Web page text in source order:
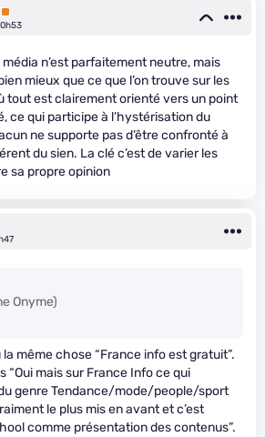
Premium
média n’est parfaitement neutre, mais
mieux que ce que l’on trouve sur les
tout est clairement orienté vers un point
ce qui participe à l’hystérisation du
ne supporte pas d’être confronté à
du sien. La clé c’est de varier les
sa propre opinion
Onyme)
même chose “France info est gratuit”.
“Oui mais sur France Info ce qui
genre Tendance/mode/people/sport
le plus mis en avant et c’est
comme présentation des contenus”.